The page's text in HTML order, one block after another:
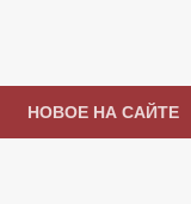
НОВОЕ НА САЙТЕ